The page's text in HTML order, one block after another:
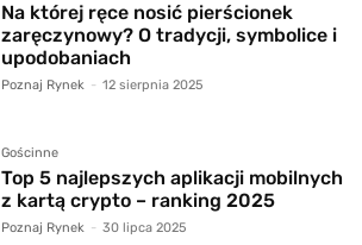
Na której ręce nosić pierścionek
zaręczynowy? O tradycji, symbolice i
upodobaniach
Poznaj Rynek - 12 sierpnia 2025
Gościnne
Top 5 najlepszych aplikacji mobilnych
z kartą crypto – ranking 2025
Poznaj Rynek - 30 lipca 2025